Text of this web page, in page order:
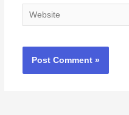
Website